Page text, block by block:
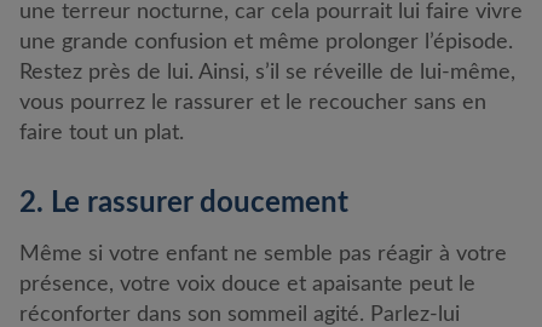
une terreur nocturne, car cela pourrait lui faire vivre
une grande confusion et même prolonger l’épisode.
Restez près de lui. Ainsi, s’il se réveille de lui-même,
vous pourrez le rassurer et le recoucher sans en
faire tout un plat.
2. Le rassurer doucement
Même si votre enfant ne semble pas réagir à votre
présence, votre voix douce et apaisante peut le
réconforter dans son sommeil agité. Parlez-lui